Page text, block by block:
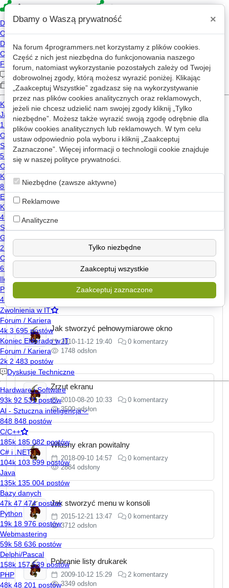
Java
Czyli często zadawane pytania
Adam Boduch
2005-12-18 15:27:59
2014-02-03 09:41:35
1 komentarz
8317 odsłon
W tej kategorii staramy się gromadzić odpowiedzi na często pojawiające
się na forum pytania i problemy. Większość z nich można rozwiązać za
pomocą kilku prostych kroków.
Jak poradzić sobie z NoClassDefFoundError
2013-04-18 12:32
0 komentarzy
1533 odsłony
Jak stworzyć pełnowymiarowe okno
2010-11-12 19:40
0 komentarzy
1748 odsłon
Zrzut ekranu
2010-08-20 10:33
0 komentarzy
3500 odsłon
Własny ekran powitalny
2018-09-10 14:57
0 komentarzy
2884 odsłony
Jak stworzyć menu w konsoli
2015-12-21 13:47
0 komentarzy
3712 odsłon
Pobranie listy drukarek
2009-10-12 15:29
2 komentarzy
3349 odsłon
Dbamy o Waszą prywatność ×
Na forum 4programmers.net korzystamy z plików cookies.
Część z nich jest niezbędna do funkcjonowania naszego
forum, natomiast wykorzystanie pozostałych zależy od Twojej
dobrowolnej zgody, którą możesz wyrazić poniżej. Klikając
„Zaakceptuj Wszystkie” zgadzasz się na wykorzystywanie
przez nas plików cookies analitycznych oraz reklamowych,
jeżeli nie chcesz udzielić nam swojej zgody kliknij „Tylko
niezbędne”. Możesz także wyrazić swoją zgodę odrębnie dla
plików cookies analitycznych lub reklamowych. W tym celu
ustaw odpowiednio pola wyboru i kliknij „Zaakceptuj
Zaznaczone”. Więcej informacji o technologii cookie znajduje
się w naszej polityce prywatności.
Niezbędne (zawsze aktywne)
Reklamowe
Analityczne
Tylko niezbędne
Zaakceptuj wszystkie
Zaakceptuj zaznaczone